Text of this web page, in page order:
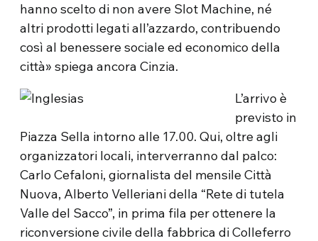
hanno scelto di non avere Slot Machine, né
altri prodotti legati all’azzardo, contribuendo
così al benessere sociale ed economico della
città» spiega ancora Cinzia.
L’arrivo è
previsto in
Piazza Sella intorno alle 17.00. Qui, oltre agli
organizzatori locali, interverranno dal palco:
Carlo Cefaloni, giornalista del mensile Città
Nuova, Alberto Velleriani della “Rete di tutela
Valle del Sacco”, in prima fila per ottenere la
riconversione civile della fabbrica di Colleferro